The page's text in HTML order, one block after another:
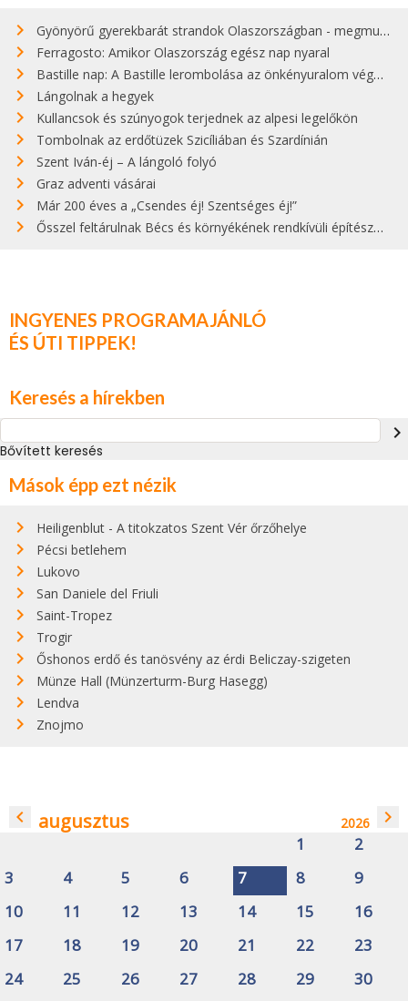
Gyönyörű gyerekbarát strandok Olaszországban - megmutatjuk a 15 legjobbat
Ferragosto: Amikor Olaszország egész nap nyaral
Bastille nap: A Bastille lerombolása az önkényuralom végét jelentette
Lángolnak a hegyek
Kullancsok és szúnyogok terjednek az alpesi legelőkön
Tombolnak az erdőtüzek Szicíliában és Szardínián
Szent Iván-éj – A lángoló folyó
Graz adventi vásárai
Már 200 éves a „Csendes éj! Szentséges éj!”
Ősszel feltárulnak Bécs és környékének rendkívüli építészeti kincsei
INGYENES PROGRAMAJÁNLÓ
ÉS ÚTI TIPPEK!
Keresés a hírekben
navigate_next
Bővített keresés
Mások épp ezt nézik
Heiligenblut - A titokzatos Szent Vér őrzőhelye
Pécsi betlehem
Lukovo
San Daniele del Friuli
Saint-Tropez
Trogir
Őshonos erdő és tanösvény az érdi Beliczay-szigeten
Münze Hall (Münzerturm-Burg Hasegg)
Lendva
Znojmo
navigate_before augusztus 2026 navigate_next
1
2
3
4 5 6 7 8
9
10
11 12 13 14 15
16
17
18 19 20 21 22
23
24
25 26 27 28 29
30